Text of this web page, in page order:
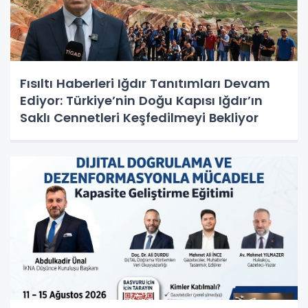
Fısıltı Haberleri Iğdır Tanıtımları Devam
Ediyor: Türkiye’nin Doğu Kapısı Iğdır’ın
Saklı Cennetleri Keşfedilmeyi Bekliyor